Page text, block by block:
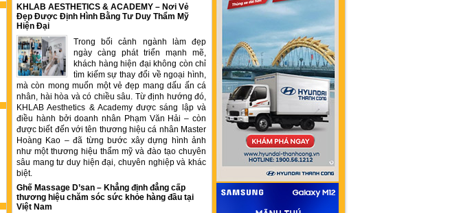
KHLAB AESTHETICS & ACADEMY – Nơi Vẻ
Đẹp Được Định Hình Bằng Tư Duy Thẩm Mỹ
Hiện Đại
Trong bối cảnh ngành làm đẹp
ngày càng phát triển mạnh mẽ,
khách hàng hiện đại không còn chỉ
tìm kiếm sự thay đổi về ngoại hình,
mà còn mong muốn một vẻ đẹp mang dấu ấn cá
nhân, hài hòa và có chiều sâu. Từ định hướng đó,
KHLAB Aesthetics & Academy được sáng lập và
điều hành bởi doanh nhân Phạm Văn Hải – còn
được biết đến với tên thương hiệu cá nhân Master
Hoàng Kao – đã từng bước xây dựng hình ảnh
như một thương hiệu thẩm mỹ và đào tạo chuyên
sâu mang tư duy hiện đại, chuyên nghiệp và khác
biệt.
Ghế Massage D’san – Khẳng định đẳng cấp
thương hiệu chăm sóc sức khỏe hàng đầu tại
Việt Nam